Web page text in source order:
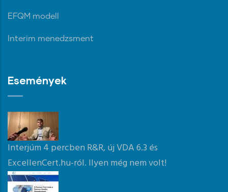
EFQM modell
Interim menedzsment
Események
Interjúm 4 percben R&R, új VDA 6.3 és
ExcellenCert.hu-ról. Ilyen még nem volt!